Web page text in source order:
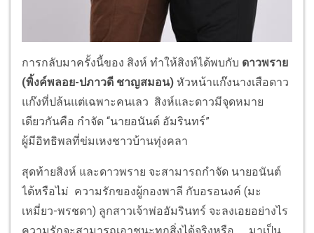
การกลับมาครั้งนี้ของ สิงห์ ทำให้สิงห์ได้พบกับ ดาวพราย
(พิ้งค์พลอย-ปภาวดี ชาญสมอน) หัวหน้าแก๊งนางเสือดาว
แก๊งที่ปล้นแต่เฉพาะคนเลว สิงห์และดาวมีจุดหมาย
เดียวกันคือ กำจัด “นายอนันต์ อัมรินทร์”
ผู้มีอิทธิพลที่ข่มเหงชาวบ้านทุ่งคลา
สุดท้ายสิงห์ และดาวพราย จะสามารถกำจัด นายอนันต์
ได้หรือไม่ ความรักของผู้กองพาลี กับอรอนงค์ (มะ
เหมี่ยว-พรชดา) ลูกสาวเจ้าพ่ออัมรินทร์ จะลงเอยอย่างไร